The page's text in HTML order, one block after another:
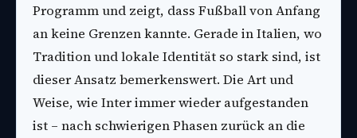
Programm und zeigt, dass Fußball von Anfang
an keine Grenzen kannte. Gerade in Italien, wo
Tradition und lokale Identität so stark sind, ist
dieser Ansatz bemerkenswert. Die Art und
Weise, wie Inter immer wieder aufgestanden
ist – nach schwierigen Phasen zurück an die